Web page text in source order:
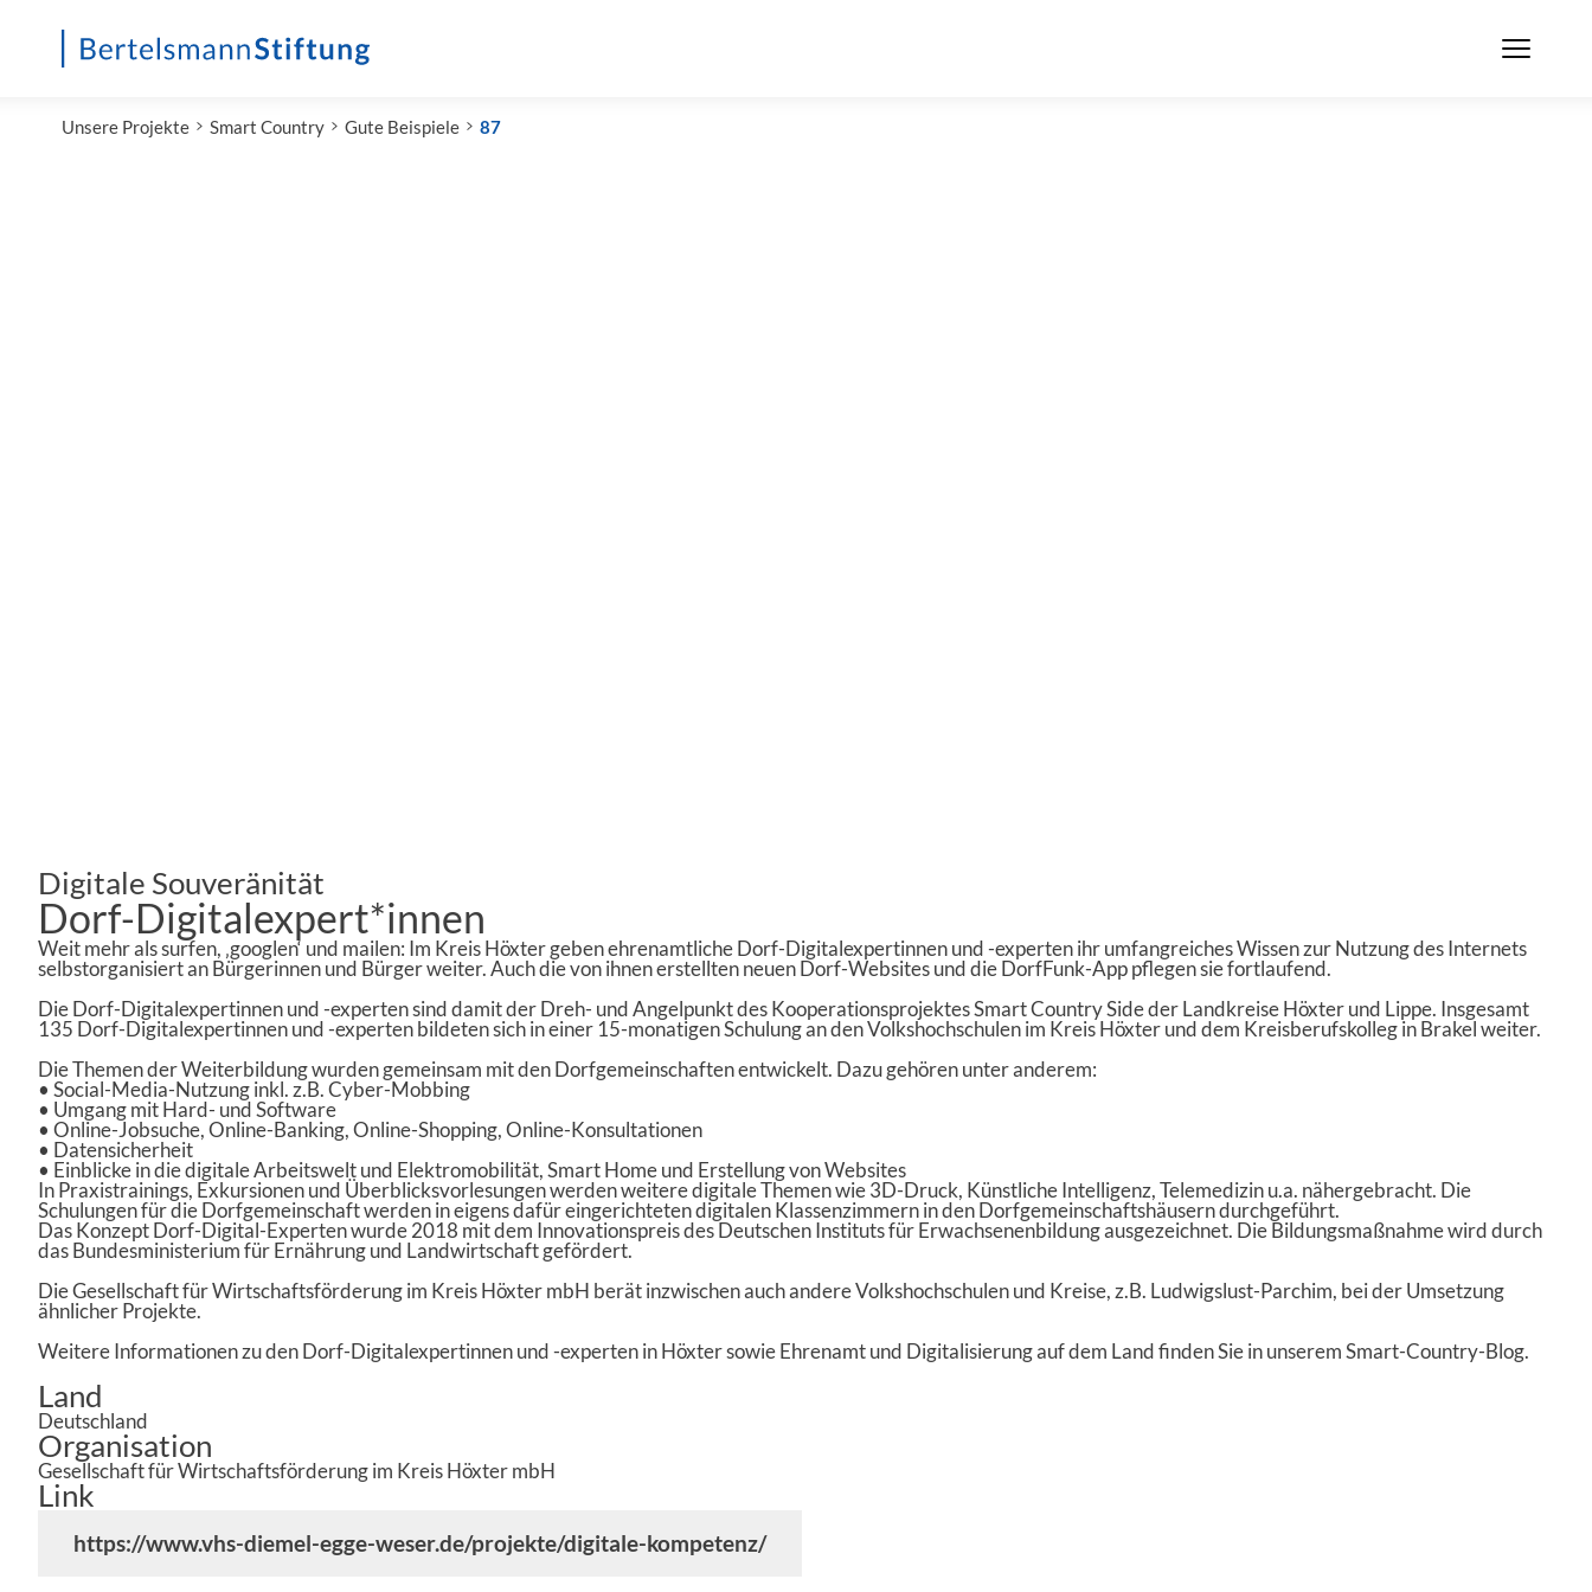
Unsere Projekte Smart Country Gute Beispiele 87
Digitale Souveränität
Dorf-Digitalexpert*innen
Weit mehr als surfen, ‚googlen‘ und mailen: Im Kreis Höxter geben ehrenamtliche Dorf-Digitalexpertinnen und -experten ihr umfangreiches Wissen zur Nutzung des Internets
selbstorganisiert an Bürgerinnen und Bürger weiter. Auch die von ihnen erstellten neuen Dorf-Websites und die DorfFunk-App pflegen sie fortlaufend.
Die Dorf-Digitalexpertinnen und -experten sind damit der Dreh- und Angelpunkt des Kooperationsprojektes Smart Country Side der Landkreise Höxter und Lippe. Insgesamt
135 Dorf-Digitalexpertinnen und -experten bildeten sich in einer 15-monatigen Schulung an den Volkshochschulen im Kreis Höxter und dem Kreisberufskolleg in Brakel weiter.
Die Themen der Weiterbildung wurden gemeinsam mit den Dorfgemeinschaften entwickelt. Dazu gehören unter anderem:
• Social-Media-Nutzung inkl. z.B. Cyber-Mobbing
• Umgang mit Hard- und Software
• Online-Jobsuche, Online-Banking, Online-Shopping, Online-Konsultationen
• Datensicherheit
• Einblicke in die digitale Arbeitswelt und Elektromobilität, Smart Home und Erstellung von Websites
In Praxistrainings, Exkursionen und Überblicksvorlesungen werden weitere digitale Themen wie 3D-Druck, Künstliche Intelligenz, Telemedizin u.a. nähergebracht. Die
Schulungen für die Dorfgemeinschaft werden in eigens dafür eingerichteten digitalen Klassenzimmern in den Dorfgemeinschaftshäusern durchgeführt.
Das Konzept Dorf-Digital-Experten wurde 2018 mit dem Innovationspreis des Deutschen Instituts für Erwachsenenbildung ausgezeichnet. Die Bildungsmaßnahme wird durch
das Bundesministerium für Ernährung und Landwirtschaft gefördert.
Die Gesellschaft für Wirtschaftsförderung im Kreis Höxter mbH berät inzwischen auch andere Volkshochschulen und Kreise, z.B. Ludwigslust-Parchim, bei der Umsetzung
ähnlicher Projekte.
Weitere Informationen zu den Dorf-Digitalexpertinnen und -experten in Höxter sowie Ehrenamt und Digitalisierung auf dem Land finden Sie in unserem Smart-Country-Blog.
Land
Deutschland
Organisation
Gesellschaft für Wirtschaftsförderung im Kreis Höxter mbH
Link
https://www.vhs-diemel-egge-weser.de/projekte/digitale-kompetenz/